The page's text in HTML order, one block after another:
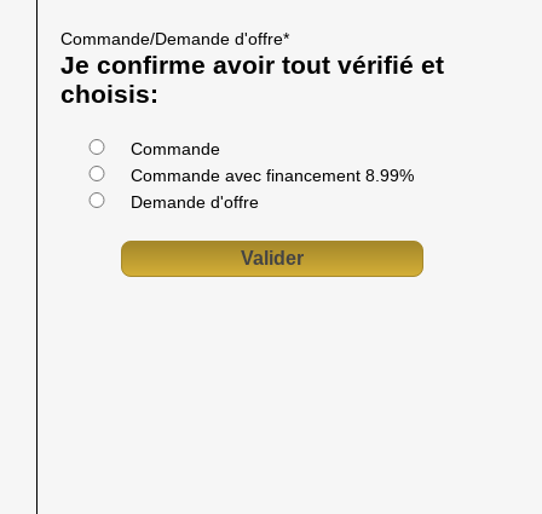
Commande/Demande d'offre*
Je confirme avoir tout vérifié et
choisis:
Commande
Commande avec financement 8.99%
Demande d'offre